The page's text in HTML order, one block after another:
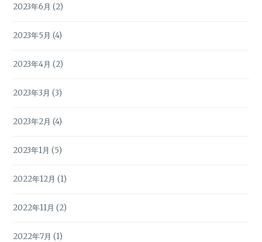
2023年6月 (2)
2023年5月 (4)
2023年4月 (2)
2023年3月 (3)
2023年2月 (4)
2023年1月 (5)
2022年12月 (1)
2022年11月 (2)
2022年7月 (1)